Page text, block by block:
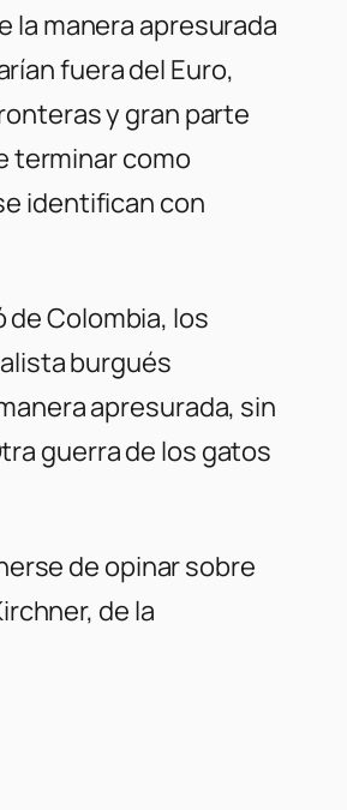
la manera apresurada
fuera del Euro,
y gran parte
terminar como
identifican con
de Colombia, los
burgués
apresurada, sin
guerra de los gatos
de opinar sobre
de la